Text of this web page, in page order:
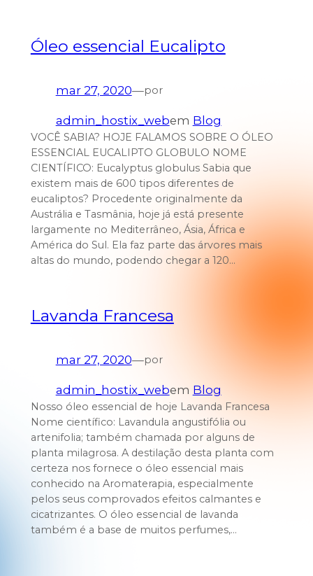
Óleo essencial Eucalipto
mar 27, 2020—por
admin_hostix_webem Blog
VOCÊ SABIA? HOJE FALAMOS SOBRE O ÓLEO
ESSENCIAL EUCALIPTO GLOBULO NOME
CIENTÍFICO: Eucalyptus globulus Sabia que
existem mais de 600 tipos diferentes de
eucaliptos? Procedente originalmente da
Austrália e Tasmânia, hoje já está presente
largamente no Mediterrâneo, Ásia, África e
América do Sul. Ela faz parte das árvores mais
altas do mundo, podendo chegar a 120…
Lavanda Francesa
mar 27, 2020—por
admin_hostix_webem Blog
Nosso óleo essencial de hoje Lavanda Francesa
Nome científico: Lavandula angustifólia ou
artenifolia; também chamada por alguns de
planta milagrosa. A destilação desta planta com
certeza nos fornece o óleo essencial mais
conhecido na Aromaterapia, especialmente
pelos seus comprovados efeitos calmantes e
cicatrizantes. O óleo essencial de lavanda
também é a base de muitos perfumes,…